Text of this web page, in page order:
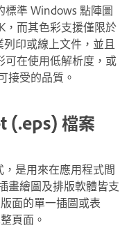
標準 Windows 點陣圖
，而其色彩支援僅限於
印或線上文件，並且
可在使用低解析度，或
接受的品質。
(.eps) 檔案
，是用來在應用程式間
畫繪圖及排版軟體皆支
面的單一插圖或表
頁面。